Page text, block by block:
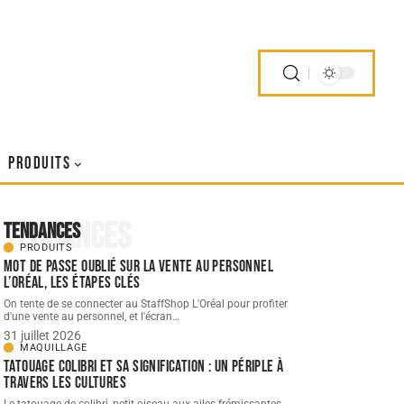
PRODUITS
Tendances
Tendances
PRODUITS
Mot de passe oublié sur la vente au personnel
L’Oréal, les étapes clés
On tente de se connecter au StaffShop L'Oréal pour profiter
d'une vente au personnel, et l'écran…
31 juillet 2026
MAQUILLAGE
Tatouage colibri et sa signification : un périple à
travers les cultures